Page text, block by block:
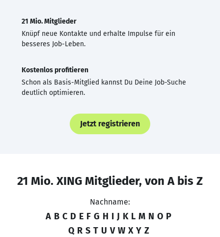
21 Mio. Mitglieder
Knüpf neue Kontakte und erhalte Impulse für ein
besseres Job-Leben.
Kostenlos profitieren
Schon als Basis-Mitglied kannst Du Deine Job-Suche
deutlich optimieren.
Jetzt registrieren
21 Mio. XING Mitglieder, von A bis Z
Nachname:
A B C D E F G H I J K L M N O P
Q R S T U V W X Y Z